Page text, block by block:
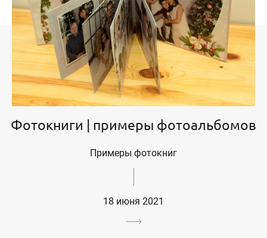
Фотокниги | примеры фотоальбомов
Примеры фотокниг
18 июня 2021